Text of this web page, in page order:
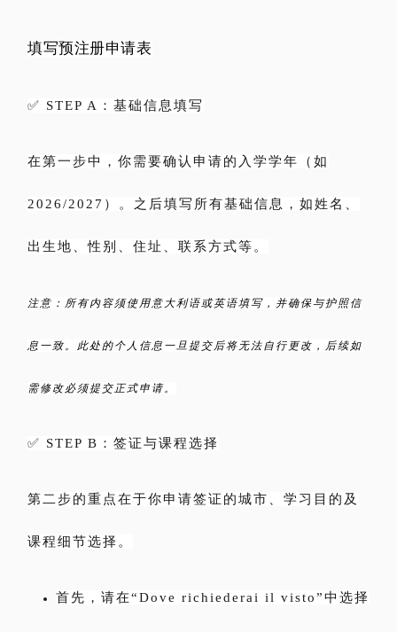
填写预注册申请表
✅ STEP A：基础信息填写
在第一步中，你需要确认申请的入学学年（如
2026/2027）。之后填写所有基础信息，如姓名、
出生地、性别、住址、联系方式等。
注意：所有内容须使用意大利语或英语填写，并确保与护照信
息一致。此处的个人信息一旦提交后将无法自行更改，后续如
需修改必须提交正式申请。
✅ STEP B：签证与课程选择
第二步的重点在于你申请签证的城市、学习目的及
课程细节选择。
首先，请在“Dove richiederai il visto”中选择